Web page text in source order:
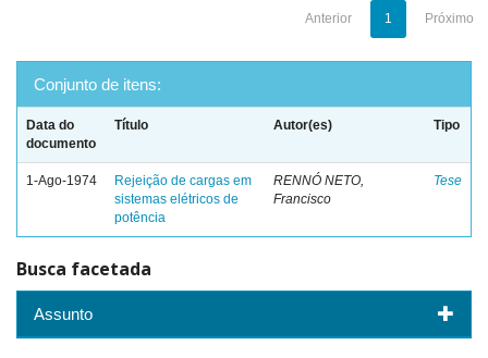
Anterior 1 Próximo
Conjunto de itens:
Data do
documento
Título Autor(es) Tipo
1-Ago-1974
Rejeição de cargas em
sistemas elétricos de
potência
RENNÓ NETO,
Francisco
Tese
Busca facetada
Assunto